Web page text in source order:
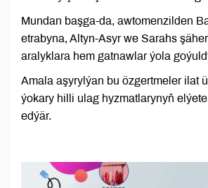
Mundan başga-da, awtomenzilden
etrabyna, Altyn-Asyr we Sarahs
aralyklara hem gatnawlar ýola
Amala aşyrylýan bu özgertmeler ilat
ýokary hilli ulag hyzmatlarynyň
edýär.